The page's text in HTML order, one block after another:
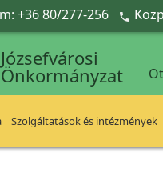
+36 80/277-256 
Józsefvárosi
Önkormányzat
Szolgáltatások és intézmények